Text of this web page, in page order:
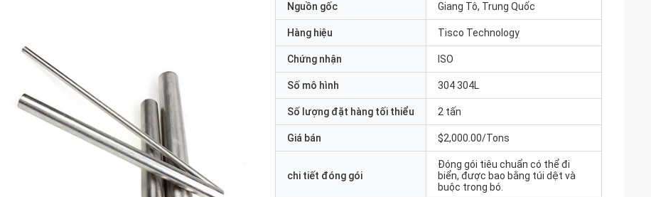
Nguồn gốc Giang Tô, Trung Quốc
Hàng hiệu Tisco Technology
Chứng nhận ISO
Số mô hình 304 304L
Số lượng đặt hàng tối thiểu 2 tấn
Giá bán $2,000.00/Tons
chi tiết đóng gói
Đóng gói tiêu chuẩn có thể đi
biển, được bao bằng túi dệt và
buộc trong bó.